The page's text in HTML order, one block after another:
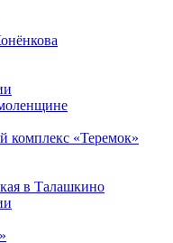
комплекс «Теремок»
в Талашкино